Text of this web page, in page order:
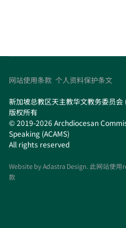
网站使用条款 个人资料保护条文
新加坡总教区天主教华文教务委员会 (
版权所有
© 2019-2026 Archdiocesan
Speaking (ACAMS)
All rights reserved
Website byAdastra Design. 此网站使用
款